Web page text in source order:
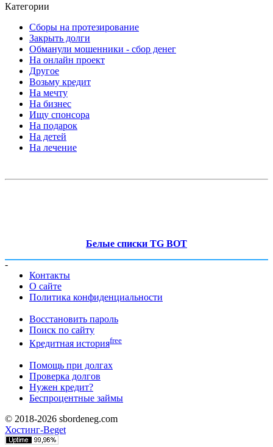
Категории
Сборы на протезирование
Закрыть долги
Обманули мошенники - сбор денег
На онлайн проект
Другое
Возьму кредит
На мечту
На бизнес
Ищу спонсора
На подарок
На детей
На лечение
Белые списки TG BOT
-
Контакты
О сайте
Политика конфиденциальности
Восстановить пароль
Поиск по сайту
Кредитная историяfree
Помощь при долгах
Проверка долгов
Нужен кредит?
Беспроцентные займы
© 2018-2026 sbordeneg.com
Хостинг-Beget